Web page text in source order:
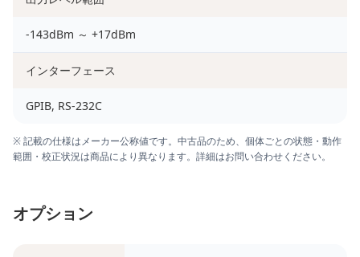
-143dBm ～ +17dBm
インターフェース
GPIB, RS-232C
※ 記載の仕様はメーカー公称値です。中古品のため、個体ごとの状態・動作
範囲・校正状況は商品により異なります。詳細はお問い合わせください。
オプション